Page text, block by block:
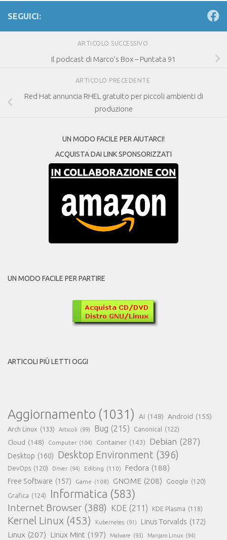
SEGUICI:
ARTICOLO SUCCESSIVO
Il podcast di Marco’s Box – Puntata 91
ARTICOLO PRECEDENTE
Red Hat annuncia RHEL gratuito per piccoli ambienti di
produzione
UN MODO FACILE PER AIUTARCI!
ACQUISTA DAI LINK SPONSORIZZATI
UN MODO FACILE PER PARTIRE
ARTICOLI PIÙ LETTI OGGI
Aggiornamento (1031) AI (148) Android (155)
Arch Linux (133) Articoli (99) Bug (215) Canonical (122)
Cloud (148) Computer (104) Container (143) Debian (287)
Desktop (160) Desktop Environment (396)
DevOps (120) Driver (94) Editing (110) Fedora (188)
Free Software (157) Game (108) GNOME (208) Google (120)
Grafica (124) Informatica (583)
Internet Browser (388) KDE (211) KDE Plasma (118)
Kernel Linux (453) Kubernetes (91) Linus Torvalds (172)
Linux (207) Linux Mint (197) Malware (93) Manjaro Linux (94)